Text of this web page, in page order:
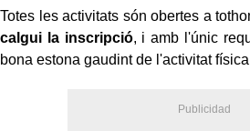
Totes les activitats són obertes a
calgui la inscripció, i amb l'únic
bona estona gaudint de l'activitat